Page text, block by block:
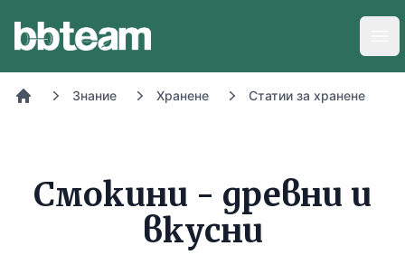
Знание Хранене Статии за хранене
Смокини - древни и
вкусни